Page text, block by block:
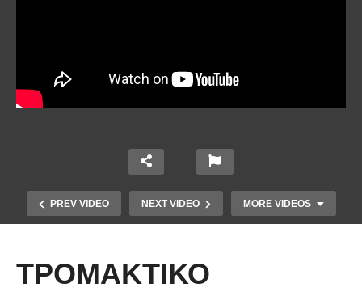
PREV VIDEO NEXT VIDEO MORE VIDEOS
ΤΡΟΜΑΚΤΙΚΟ